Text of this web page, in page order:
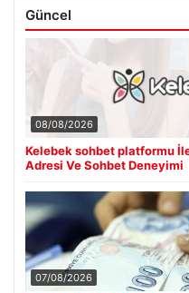
Güncel
08/08/2026
Kelebek sohbet platformu
Adresi Ve Sohbet Deneyimi
07/08/2026